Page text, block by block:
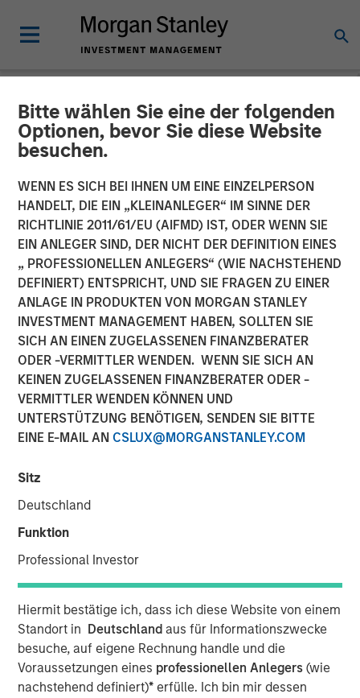
Bitte wählen Sie eine der folgenden
Optionen, bevor Sie diese Website
besuchen.
WENN ES SICH BEI IHNEN UM EINE EINZELPERSON
HANDELT, DIE EIN „KLEINANLEGER“ IM SINNE DER
RICHTLINIE 2011/61/EU (AIFMD) IST, ODER WENN SIE
EIN ANLEGER SIND, DER NICHT DER DEFINITION EINES
„ PROFESSIONELLEN ANLEGERS“ (WIE NACHSTEHEND
DEFINIERT) ENTSPRICHT, UND SIE FRAGEN ZU EINER
ANLAGE IN PRODUKTEN VON MORGAN STANLEY
INVESTMENT MANAGEMENT HABEN, SOLLTEN SIE
SICH AN EINEN ZUGELASSENEN FINANZBERATER
ODER -VERMITTLER WENDEN. WENN SIE SICH AN
KEINEN ZUGELASSENEN FINANZBERATER ODER -
VERMITTLER WENDEN KÖNNEN UND
UNTERSTÜTZUNG BENÖTIGEN, SENDEN SIE BITTE
EINE E-MAIL AN CSLUX@MORGANSTANLEY.COM
Sitz
Deutschland
Funktion
Professional Investor
Hiermit bestätige ich, dass ich diese Website von einem
Standort in Deutschland aus für Informationszwecke
besuche, auf eigene Rechnung handle und die
Voraussetzungen eines professionellen Anlegers(wie
nachstehend definiert)* erfülle. Ich bin mir dessen
NEWSROOM
Morgan Stanley
Infrastructure Partners
Announces Investment in
Greenlight Electricity
Centre
06 JULI 2026
NEW YORK – July 6, 2026
Morgan Stanley Investment Management (MSIM), through
Infrastructure Partners (MSIP), its private infrastructure
investment platform, today announced an investment in
Greenlight Electricity Centre, a 932-megawatt gas-fired
County, Alberta. MSIP is investing alongside large-cap
company, Pembina Pipeline Corporation (Pembina), and
Kineticor Asset Management (Kineticor) to support the
construction of the project. MSIP and Pembina will each
hold a 47.5% ownership interest in Greenlight, with
Kineticor holding the remaining 5%.